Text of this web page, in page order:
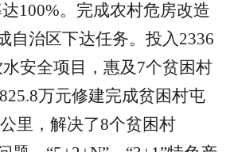
100%。完成农村危房改造
自治区下达任务。投入2336
安全项目，惠及 7个贫困村
万元修建完成贫困村屯
公里，解决了8个贫困村